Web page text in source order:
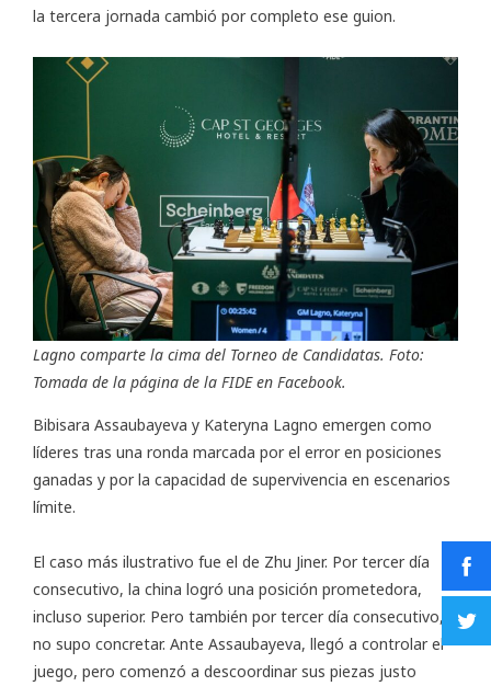
la tercera jornada cambió por completo ese guion.
Lagno comparte la cima del Torneo de Candidatas. Foto:
Tomada de la página de la FIDE en Facebook.
Bibisara Assaubayeva y Kateryna Lagno emergen como
líderes tras una ronda marcada por el error en posiciones
ganadas y por la capacidad de supervivencia en escenarios
límite.
El caso más ilustrativo fue el de Zhu Jiner. Por tercer día
consecutivo, la china logró una posición prometedora,
incluso superior. Pero también por tercer día consecutivo,
no supo concretar. Ante Assaubayeva, llegó a controlar el
juego, pero comenzó a descoordinar sus piezas justo